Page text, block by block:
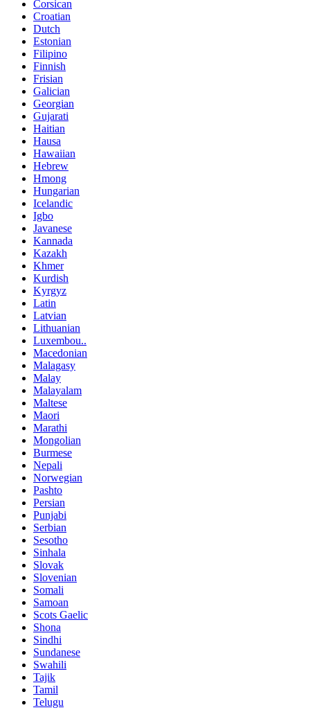
Corsican
Croatian
Dutch
Estonian
Filipino
Finnish
Frisian
Galician
Georgian
Gujarati
Haitian
Hausa
Hawaiian
Hebrew
Hmong
Hungarian
Icelandic
Igbo
Javanese
Kannada
Kazakh
Khmer
Kurdish
Kyrgyz
Latin
Latvian
Lithuanian
Luxembou..
Macedonian
Malagasy
Malay
Malayalam
Maltese
Maori
Marathi
Mongolian
Burmese
Nepali
Norwegian
Pashto
Persian
Punjabi
Serbian
Sesotho
Sinhala
Slovak
Slovenian
Somali
Samoan
Scots Gaelic
Shona
Sindhi
Sundanese
Swahili
Tajik
Tamil
Telugu